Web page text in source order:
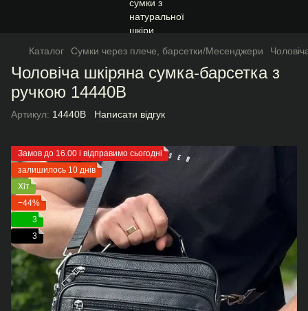
Каталог Сумки через плече, барсетки/Месенджери
Чоловіча шкіряна сумка-барсетка з
ручкою 14440B
Артикул: 14440B Написати відгук
Замов до 16.00 і відправимо сьогодні
залишилось 10 днів
Хіт
−44%
3
3